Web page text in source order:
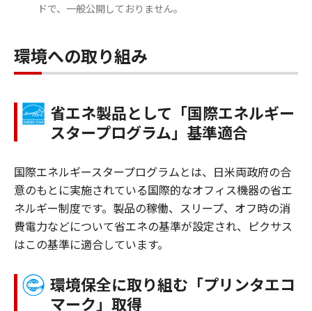
ドで、一般公開しておりません。
環境への取り組み
省エネ製品として「国際エネルギー
スタープログラム」基準適合
国際エネルギースタープログラムとは、日米両政府の合
意のもとに実施されている国際的なオフィス機器の省エ
ネルギー制度です。製品の稼働、スリープ、オフ時の消
費電力などについて省エネの基準が設定され、ピクサス
はこの基準に適合しています。
環境保全に取り組む「プリンタエコ
マーク」取得